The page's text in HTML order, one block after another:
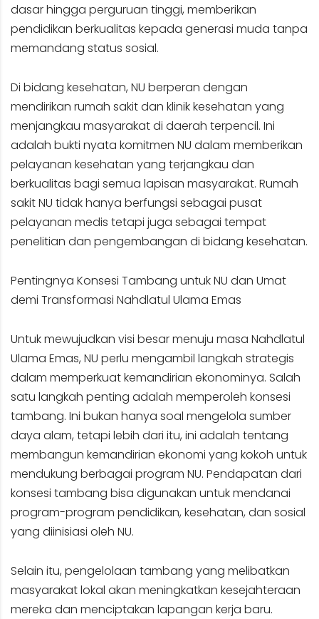
dasar hingga perguruan tinggi, memberikan
pendidikan berkualitas kepada generasi muda tanpa
memandang status sosial.
Di bidang kesehatan, NU berperan dengan
mendirikan rumah sakit dan klinik kesehatan yang
menjangkau masyarakat di daerah terpencil. Ini
adalah bukti nyata komitmen NU dalam memberikan
pelayanan kesehatan yang terjangkau dan
berkualitas bagi semua lapisan masyarakat. Rumah
sakit NU tidak hanya berfungsi sebagai pusat
pelayanan medis tetapi juga sebagai tempat
penelitian dan pengembangan di bidang kesehatan.
Pentingnya Konsesi Tambang untuk NU dan Umat
demi Transformasi Nahdlatul Ulama Emas
Untuk mewujudkan visi besar menuju masa Nahdlatul
Ulama Emas, NU perlu mengambil langkah strategis
dalam memperkuat kemandirian ekonominya. Salah
satu langkah penting adalah memperoleh konsesi
tambang. Ini bukan hanya soal mengelola sumber
daya alam, tetapi lebih dari itu, ini adalah tentang
membangun kemandirian ekonomi yang kokoh untuk
mendukung berbagai program NU. Pendapatan dari
konsesi tambang bisa digunakan untuk mendanai
program-program pendidikan, kesehatan, dan sosial
yang diinisiasi oleh NU.
Selain itu, pengelolaan tambang yang melibatkan
masyarakat lokal akan meningkatkan kesejahteraan
mereka dan menciptakan lapangan kerja baru.